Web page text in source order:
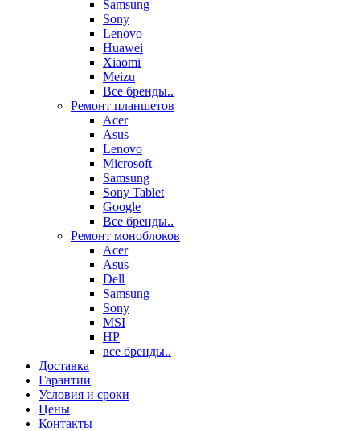
Samsung
Sony
Lenovo
Huawei
Xiaomi
Meizu
Все бренды..
Ремонт планшетов
Acer
Asus
Lenovo
Microsoft
Samsung
Sony Tablet
Google
Все бренды..
Ремонт моноблоков
Acer
Asus
Dell
Samsung
Sony
MSI
HP
все бренды..
Доставка
Гарантии
Условия и сроки
Цены
Контакты